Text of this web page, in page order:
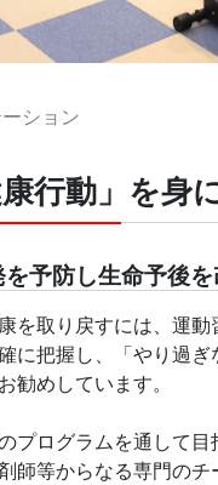
ション
康行動」を
を予防し生命予後を
を取り戻すには、運
に把握し、「やり過
勧めしています。
プログラムを通して
師等からなる専門の